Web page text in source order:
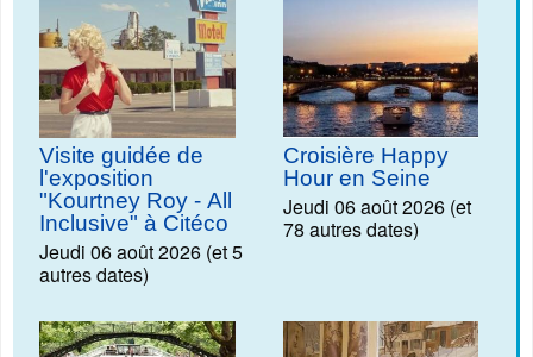
Visite guidée de
l'exposition
"Kourtney Roy - All
Inclusive" à Citéco
Jeudi 06 août 2026 (et 5
autres dates)
Croisière Happy
Hour en Seine
Jeudi 06 août 2026 (et
78 autres dates)